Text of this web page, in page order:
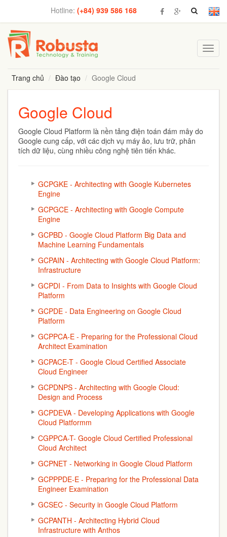
Hotline: (+84) 939 586 168
Trang chủ
Đào tạo Google Cloud
Google Cloud
Google Cloud Platform là nền tảng điện toán đám mây do
Google cung cấp, với các dịch vụ máy ảo, lưu trữ, phân
tích dữ liệu, cùng nhiều công nghệ tiên tiến khác.
GCPGKE - Architecting with Google Kubernetes
Engine
GCPGCE - Architecting with Google Compute
Engine
GCPBD - Google Cloud Platform Big Data and
Machine Learning Fundamentals
GCPAIN - Architecting with Google Cloud Platform:
Infrastructure
GCPDI - From Data to Insights with Google Cloud
Platform
GCPDE - Data Engineering on Google Cloud
Platform
GCPPCA-E - Preparing for the Professional Cloud
Architect Examination
GCPACE-T - Google Cloud Certified Associate
Cloud Engineer
GCPDNPS - Architecting with Google Cloud:
Design and Process
GCPDEVA - Developing Applications with Google
Cloud Platformm
CGPPCA-T- Google Cloud Certified Professional
Cloud Architect
GCPNET - Networking in Google Cloud Platform
GCPPPDE-E - Preparing for the Professional Data
Engineer Examination
GCSEC - Security in Google Cloud Platform
GCPANTH - Architecting Hybrid Cloud
Infrastructure with Anthos